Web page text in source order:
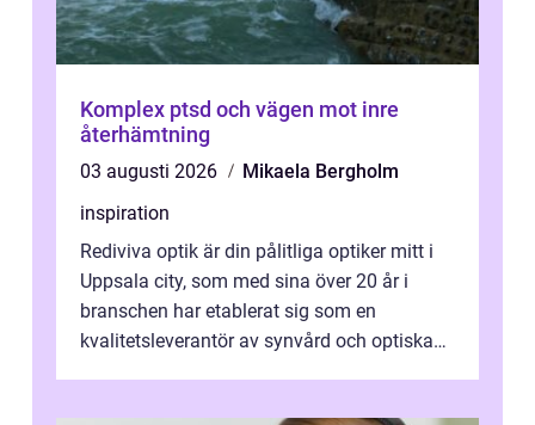
Komplex ptsd och vägen mot inre
återhämtning
03 augusti 2026
Mikaela Bergholm
inspiration
Rediviva optik är din pålitliga optiker mitt i
Uppsala city, som med sina över 20 år i
branschen har etablerat sig som en
kvalitetsleverantör av synvård och optiska